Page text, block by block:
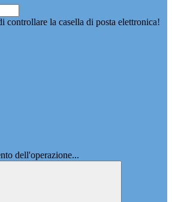
controllare la casella di posta elettronica!
dell'operazione...